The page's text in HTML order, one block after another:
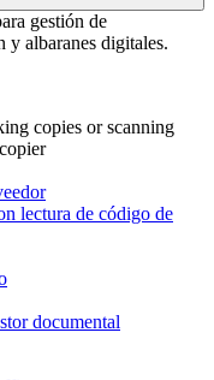
lectura de código de
documental